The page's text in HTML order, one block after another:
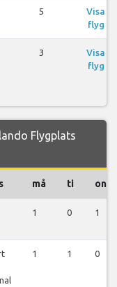
5
Visa
flyg
3
Visa
flyg
Flygplats
må ti on
1 0 1
1 1 0